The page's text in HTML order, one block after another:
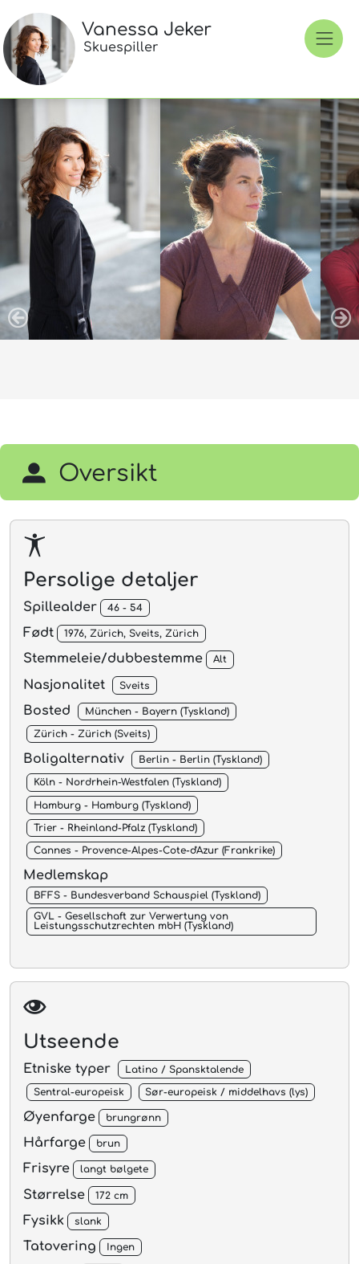
Vanessa Jeker
Skuespiller
Oversikt
Persolige detaljer
Spillealder 46 - 54
Født 1976, Zürich, Sveits, Zürich
Stemmeleie/dubbestemme Alt
Nasjonalitet Sveits
Bosted München - Bayern (Tyskland)
Zürich - Zürich (Sveits)
Boligalternativ Berlin - Berlin (Tyskland)
Köln - Nordrhein-Westfalen (Tyskland)
Hamburg - Hamburg (Tyskland)
Trier - Rheinland-Pfalz (Tyskland)
Cannes - Provence-Alpes-Cote-d'Azur (Frankrike)
Medlemskap
BFFS - Bundesverband Schauspiel (Tyskland)
GVL - Gesellschaft zur Verwertung von
Leistungsschutzrechten mbH (Tyskland)
Utseende
Etniske typer Latino / Spansktalende
Sentral-europeisk Sør-europeisk / middelhavs (lys)
Øyenfarge brungrønn
Hårfarge brun
Frisyre langt bølgete
Størrelse 172 cm
Fysikk slank
Tatovering Ingen